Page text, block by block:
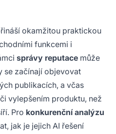
okamžitou praktickou
funkcemi i
správy reputace může
se začínají objevovat
publikacích, a včas
vylepšením produktu, než
Pro konkurenční analýzu
jak je jejich AI řešení